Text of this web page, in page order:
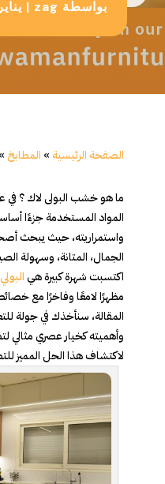
بواسطة zag
| يناير 2, 2025
الصفحة الرئيسية » المطابخ »
ما هو خشب البولى لاك ؟ في
المواد المستخدمة جزءًا
واستمراريته، حيث يبحث
الجمال، المتانة، وسهولة
اكتسبت شهرة كبيرة هي
مظهرًا لامعًا وفاخرًا مع
المقالة، سنأخذك في جولة
وأهميته كخيار عصري مثالي
لاكتشاف هذا الحل المميز